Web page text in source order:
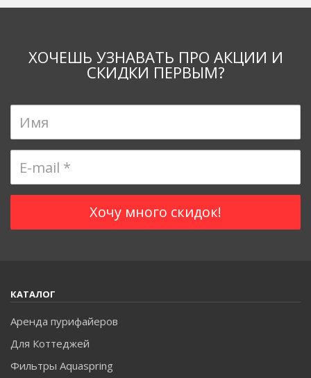
ХОЧЕШЬ УЗНАВАТЬ ПРО АКЦИИ И
СКИДКИ ПЕРВЫМ?
КАТАЛОГ
Аренда пурифайеров
Для Коттеджей
Фильтры Aquaspring